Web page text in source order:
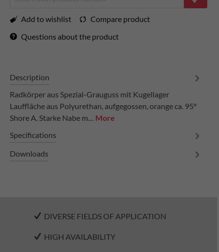
Add to wishlist
Compare product
Questions about the product
Description
Radkörper aus Spezial-Grauguss mit Kugellager
Lauffläche aus Polyurethan, aufgegossen, orange ca. 95°
Shore A. Starke Nabe m… More
Specifications
Downloads
DIVERSE FIELDS OF APPLICATION
HIGH AVAILABILITY